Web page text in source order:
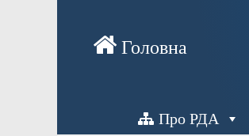
Про РДА